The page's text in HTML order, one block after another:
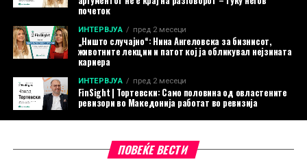
почеток
ИНТЕРВЈУА пред 2 месеци
„Ништо случајно“: Нина Ангеловска за бизнисот,
животните лекции и патот кој ја обликувал нејзината
кариера
ИНТЕРВЈУА пред 2 месеци
FinSight | Тортевски: Само половина од овластените
ревизори во Македонија работат во ревизија
ПОВЕЌЕ ВЕСТИ